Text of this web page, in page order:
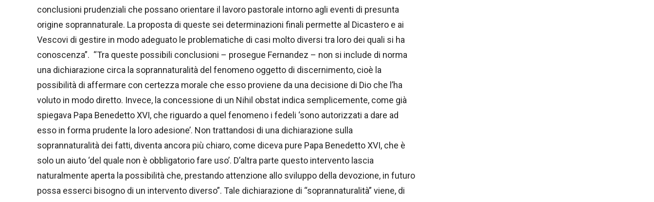
conclusioni prudenziali che possano orientare il lavoro pastorale intorno agli eventi di presunta
origine soprannaturale. La proposta di queste sei determinazioni finali permette al Dicastero e ai
Vescovi di gestire in modo adeguato le problematiche di casi molto diversi tra loro dei quali si ha
conoscenza”. “Tra queste possibili conclusioni – prosegue Fernandez – non si include di norma
una dichiarazione circa la soprannaturalità del fenomeno oggetto di discernimento, cioè la
possibilità di affermare con certezza morale che esso proviene da una decisione di Dio che l’ha
voluto in modo diretto. Invece, la concessione di un Nihil obstat indica semplicemente, come già
spiegava Papa Benedetto XVI, che riguardo a quel fenomeno i fedeli ‘sono autorizzati a dare ad
esso in forma prudente la loro adesione’. Non trattandosi di una dichiarazione sulla
soprannaturalità dei fatti, diventa ancora più chiaro, come diceva pure Papa Benedetto XVI, che è
solo un aiuto ‘del quale non è obbligatorio fare uso’. D’altra parte questo intervento lascia
naturalmente aperta la possibilità che, prestando attenzione allo sviluppo della devozione, in futuro
possa esserci bisogno di un intervento diverso”. Tale dichiarazione di “soprannaturalità” viene, di